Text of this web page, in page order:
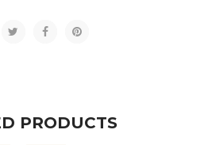
PRODUCTS